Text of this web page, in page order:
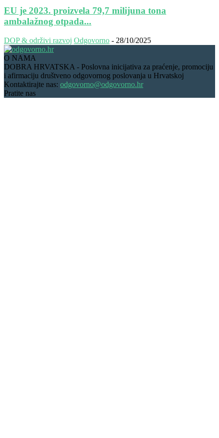
EU je 2023. proizvela 79,7 milijuna tona
ambalažnog otpada...
DOP & održivi razvoj Odgovorno - 28/10/2025
O NAMA
DOBRA HRVATSKA - Poslovna inicijativa za praćenje, promociju
i afirmaciju društveno odgovornog poslovanja u Hrvatskoj
Kontaktirajte nas: odgovorno@odgovorno.hr
Pratite nas